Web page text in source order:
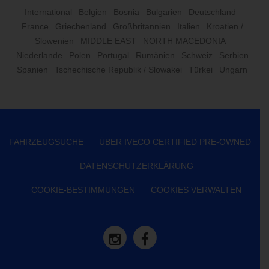
International Belgien Bosnia Bulgarien
Deutschland
France
Griechenland Großbritannien Italien
Kroatien /
Slowenien
MIDDLE EAST
NORTH MACEDONIA
Niederlande
Polen Portugal Rumänien Schweiz
Serbien
Spanien
Tschechische Republik / Slowakei Türkei Ungarn
FAHRZEUGSUCHE ÜBER IVECO CERTIFIED PRE-OWNED
DATENSCHUTZERKLÄRUNG
COOKIE-BESTIMMUNGEN COOKIES VERWALTEN